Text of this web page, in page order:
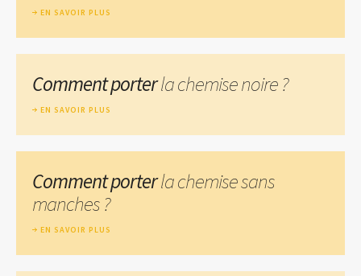
EN SAVOIR PLUS
Comment porterla chemise noire ?
EN SAVOIR PLUS
Comment porterla chemise sans
manches ?
EN SAVOIR PLUS